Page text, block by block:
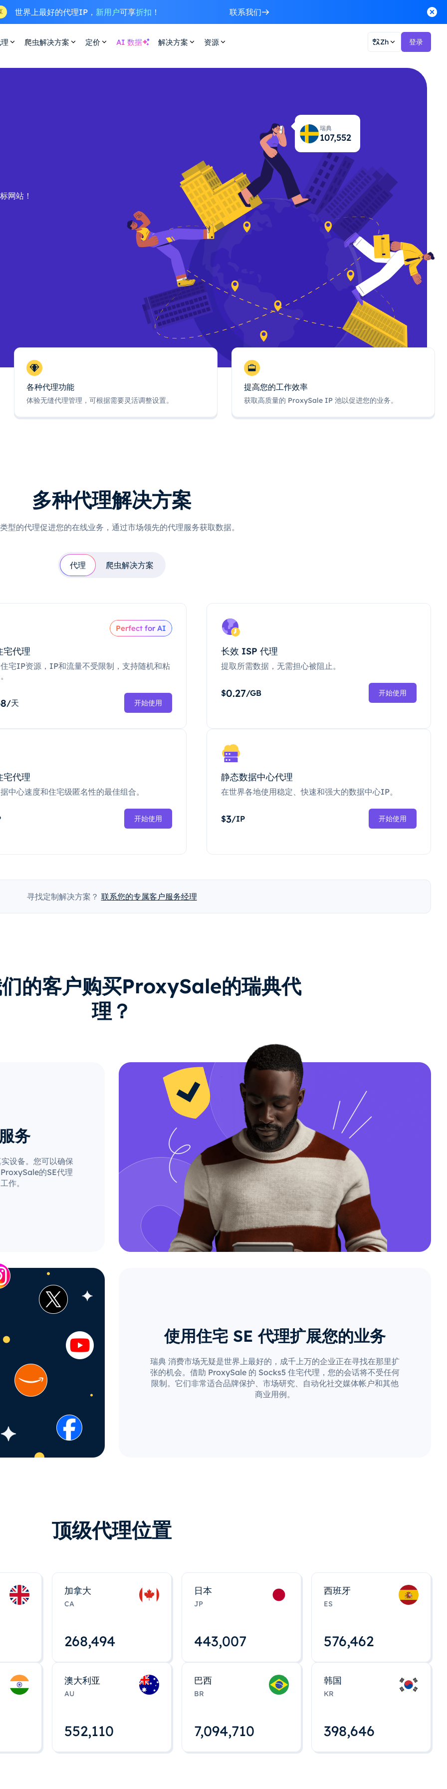
世界上最好的代理IP， 新用户可享折扣 ！ 联系我们
爬虫解决方案 定价 AI 数据 解决方案 资源 Zh 登录
网站！
瑞典
107,593
各种代理功能
体验无缝代理管理，可根据需要灵活调整设置。
提高您的工作效率
获取高质量的 ProxySale IP 池以促进您的业务。
多种代理解决方案
型的代理促进您的在线业务，通过市场领先的代理服务获取数据。
代理 爬虫解决方案
Perfect for AI
宅代理
宅IP资源，IP和流量不受限制，支持随机和粘
/天 开始使用
长效 ISP 代理
提取所需数据，无需担心被阻止。
$0.27/GB 开始使用
宅代理
中心速度和住宅级匿名性的最佳组合。
开始使用
静态数据中心代理
在世界各地使用稳定、快速和强大的数据中心IP。
$3/IP 开始使用
寻找定制解决方案？ 联系您的专属客户服务经理
的客户购买ProxySale的瑞典代
理？
务
设备。您可以确保
的SE代理
作。
使用住宅 SE 代理扩展您的业务
瑞典 消费市场无疑是世界上最好的，成千上万的企业正在寻找在那里扩
张的机会。借助 ProxySale 的 Socks5 住宅代理，您的会话将不受任何
限制。它们非常适合品牌保护、市场研究、自动化社交媒体帐户和其他
商业用例。
顶级代理位置
加拿大
CA
268,495
日本
JP
443,008
西班牙
ES
576,463
澳大利亚
AU
552,112
巴西
BR
7,094,712
韩国
KR
398,648